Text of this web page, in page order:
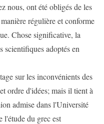
nous, ont été obligés de les
régulière et conforme
Chose significative, la
scientifiques adoptés en
sur les inconvénients des
ordre d'idées; mais il tient à
admise dans l'Université
l'étude du grec est